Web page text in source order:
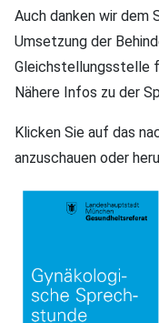
Auch danken wir dem
Umsetzung der
Gleichstellungsstelle
Nähere Infos zu der
Klicken Sie auf das
anzuschauen oder